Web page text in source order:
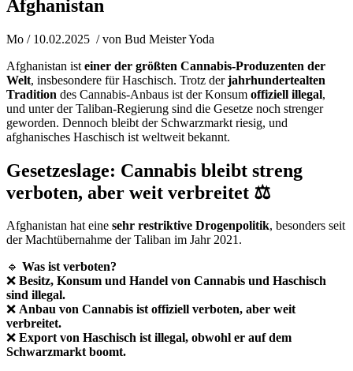
Afghanistan
Mo / 10.02.2025 / von Bud Meister Yoda
Afghanistan ist einer der größten Cannabis-Produzenten der
Welt, insbesondere für Haschisch. Trotz derjahrhundertealten
Tradition des Cannabis-Anbaus ist der Konsum offiziell illegal,
und unter der Taliban-Regierung sind die Gesetze noch strenger
geworden. Dennoch bleibt der Schwarzmarkt riesig, und
afghanisches Haschisch ist weltweit bekannt.
Gesetzeslage: Cannabis bleibt streng
verboten, aber weit verbreitet ⚖️
Afghanistan hat eine sehr restriktive Drogenpolitik, besonders seit
der Machtübernahme der Taliban im Jahr 2021.
🔹 Was ist verboten?
❌ Besitz, Konsum und Handel von Cannabis und Haschisch
sind illegal.
❌ Anbau von Cannabis ist offiziell verboten, aber weit
verbreitet.
❌ Export von Haschisch ist illegal, obwohl er auf dem
Schwarzmarkt boomt.